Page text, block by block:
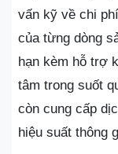
vấn kỹ về chi
của từng dòng
hạn kèm hỗ trợ
tâm trong suốt
còn cung cấp
hiệu suất thông